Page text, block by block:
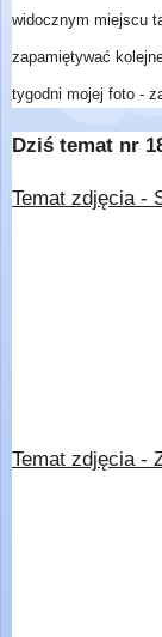
widocznym miejscu
zapamiętywać
tygodni mojej foto -
Dziś temat nr
Temat zdjęcia -
Temat zdjęcia -